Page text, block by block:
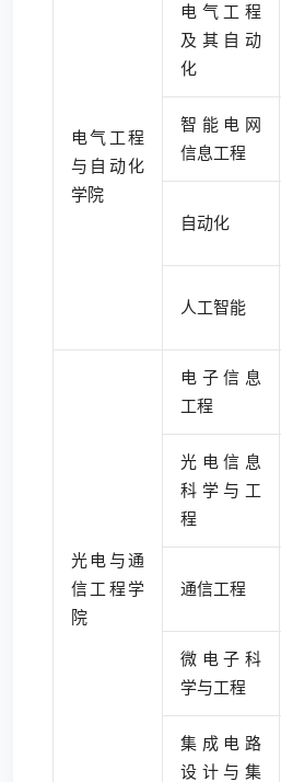
电气工程
与自动化
学院
电气工程
及其自动
化
智能电网
信息工程
自动化
人工智能
光电与通
信工程学
院
电子信息
工程
光电信息
科学与工
程
通信工程
微电子科
学与工程
集成电路
设计与集